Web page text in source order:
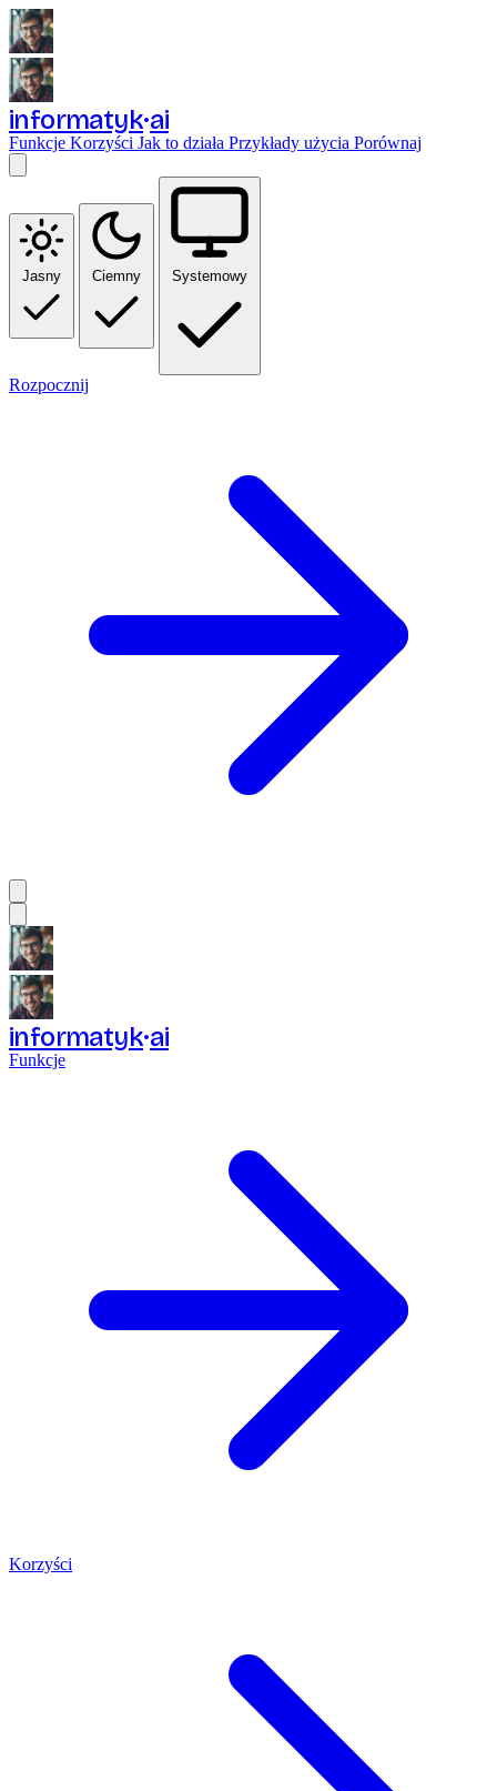
informatyk ai
Funkcje Korzyści Jak to działa Przykłady użycia Porównaj
Jasny Ciemny Systemowy
Rozpocznij
informatyk ai
Funkcje
Korzyści